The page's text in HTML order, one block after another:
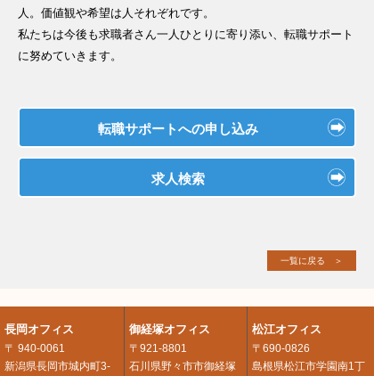
人。価値観や希望は人それぞれです。
私たちは今後も求職者さん一人ひとりに寄り添い、転職サポート
に努めていきます。
転職サポートへの申し込み
求人検索
一覧に戻る ＞
長岡オフィス
〒 940-0061
新潟県長岡市城内町3-
御経塚オフィス
〒921-8801
石川県野々市市御経塚
松江オフィス
〒690-0826
島根県松江市学園南1丁